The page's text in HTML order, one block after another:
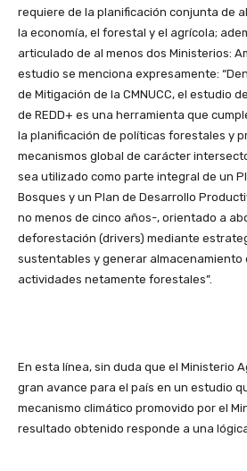
requiere de la planificación conjunta de
la economía, el forestal y el agrícola;
articulado de al menos dos Ministerios:
estudio se menciona expresamente:
de Mitigación de la CMNUCC, el estudio
de REDD+ es una herramienta que
la planificación de políticas forestales y
mecanismos global de carácter
sea utilizado como parte integral de un
Bosques y un Plan de Desarrollo
no menos de cinco años-, orientado a
deforestación (drivers) mediante
sustentables y generar almacenamiento
actividades netamente forestales”.
En esta línea, sin duda que el Ministerio
gran avance para el país en un estudio
mecanismo climático promovido por el
resultado obtenido responde a una